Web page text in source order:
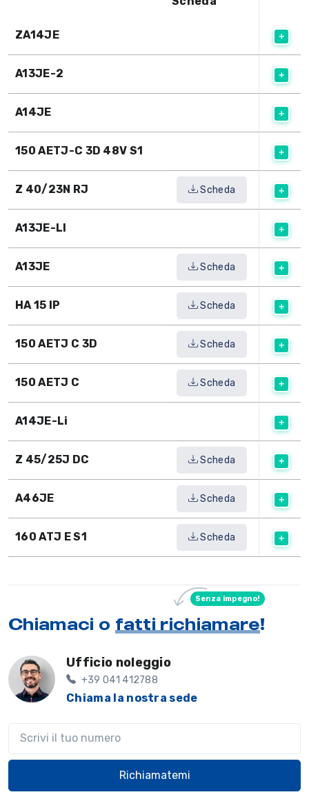
ZA14JE
A13JE-2
A14JE
150 AETJ-C 3D 48V S1
Z 40/23N RJ Scheda
A13JE-LI
A13JE Scheda
HA 15 IP Scheda
150 AETJ C 3D Scheda
150 AETJ C Scheda
A14JE-Li
Z 45/25J DC Scheda
A46JE Scheda
160 ATJ E S1 Scheda
Chiamaci o fatti richiamare!
Senza impegno!
Ufficio noleggio
+39 041 412788
Chiama la nostra sede
Richiamatemi